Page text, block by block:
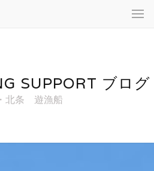
SUPPORT ブログ
北条 遊漁船